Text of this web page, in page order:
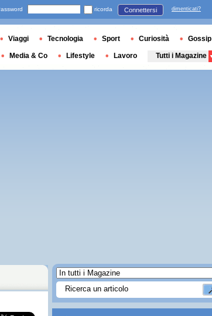
ricorda Connettersi dimenticati?
Viaggi Tecnologia Sport Curiosità Gossip
Media & Co Lifestyle Lavoro Tutti i Magazine